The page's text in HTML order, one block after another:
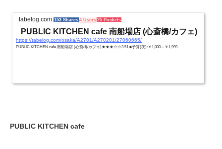
tabelog.com 153 Shares 4 Users 25 Pockets
PUBLIC KITCHEN cafe 南船場店 (心斎橋/カフェ)
https://tabelog.com/osaka/A2701/A270201/27060665/
PUBLIC KITCHEN cafe 南船場店 (心斎橋/カフェ)★★★☆☆3.51 ■予算(夜):￥1,000～￥1,999
PUBLIC KITCHEN cafe